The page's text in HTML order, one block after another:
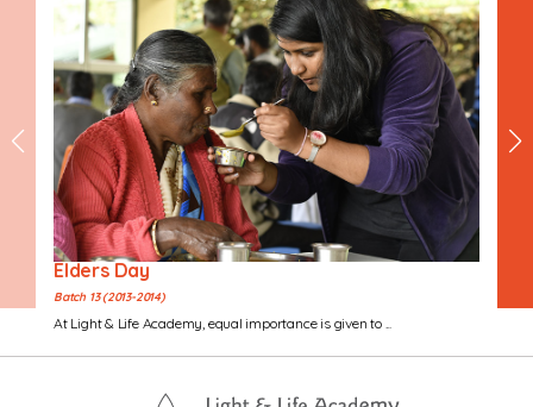
Elders Day
Batch 13 (2013-2014)
At Light & Life Academy, equal importance is given to ...